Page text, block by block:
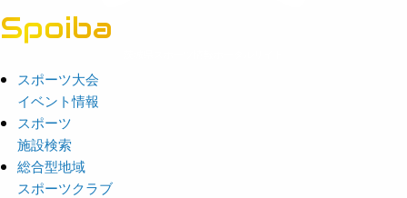
Spoiba
スポーツ大会
イベント情報
スポーツ
施設検索
総合型地域
スポーツクラブ